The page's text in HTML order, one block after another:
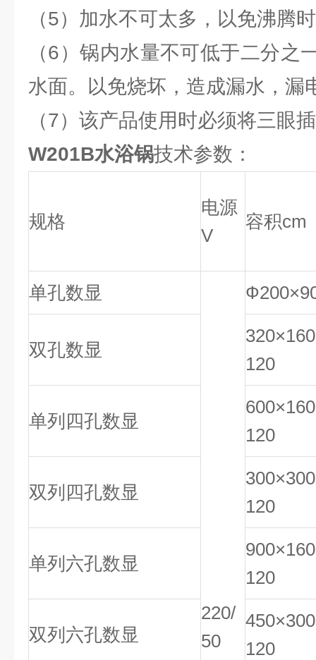
（5）加水不可太多，以免沸腾
（6）锅内水量不可低于二分之
水面。以免烧坏，造成漏水，漏
（7）该产品使用时必须将三眼
W201B水浴锅技术参数：
规格
电源
V
容积cm
单孔数显
220/
50
双孔数显
120
单列四孔数显
120
双列四孔数显
120
单列六孔数显
120
双列六孔数显
120